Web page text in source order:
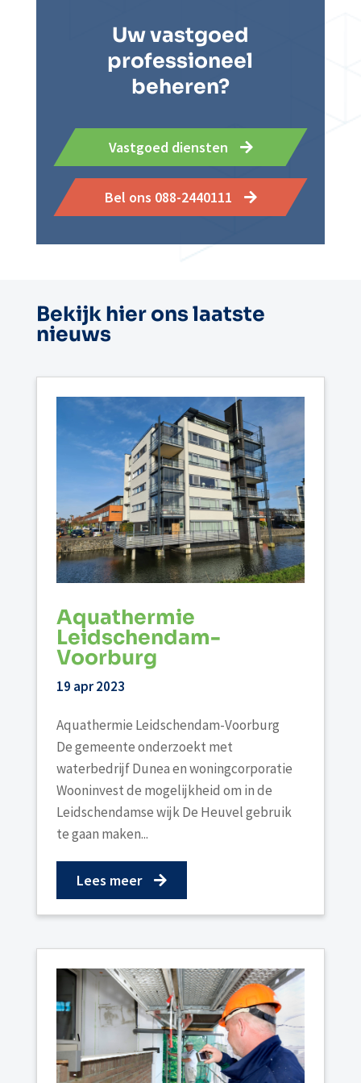
Uw vastgoed
professioneel
beheren?
Vastgoed diensten
Bel ons 088-2440111
Bekijk hier ons laatste
nieuws
Aquathermie
Leidschendam-
Voorburg
19 apr 2023
Aquathermie Leidschendam-Voorburg
De gemeente onderzoekt met
waterbedrijf Dunea en woningcorporatie
Wooninvest de mogelijkheid om in de
Leidschendamse wijk De Heuvel gebruik
te gaan maken...
Lees meer